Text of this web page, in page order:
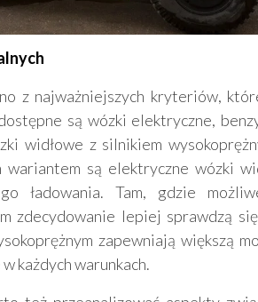
z najważniejszych kryteriów,
są wózki elektryczne,
widłowe z silnikiem
są elektryczne wózki
ładowania. Tam, gdzie
zdecydowanie lepiej sprawdzą
zapewniają większą
każdych warunkach.